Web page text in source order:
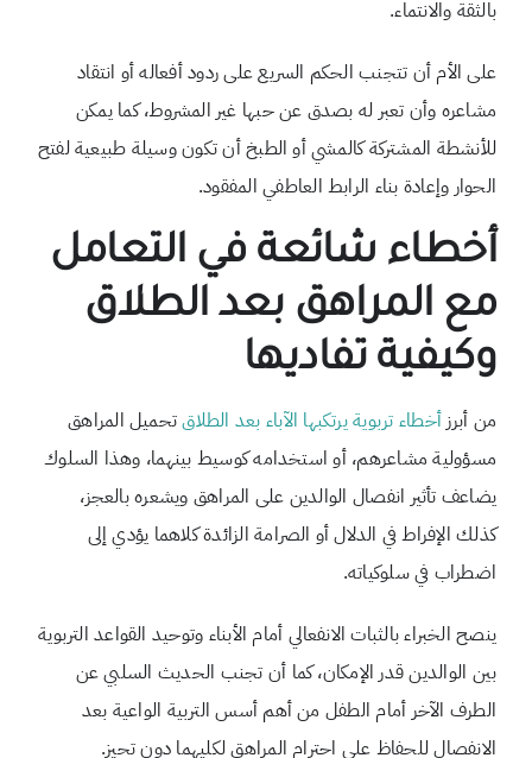
بالثقة والانتماء.
على الأم أن تتجنب الحكم السريع على ردود أفعاله أو انتقاد
مشاعره وأن تعبر له بصدق عن حبها غير المشروط، كما يمكن
للأنشطة المشتركة كالمشي أو الطبخ أن تكون وسيلة طبيعية لفتح
الحوار وإعادة بناء الرابط العاطفي المفقود.
أخطاء شائعة في التعامل
مع المراهق بعد الطلاق
وكيفية تفاديها
من أبرز أخطاء تربوية يرتكبها الآباء بعد الطلاقتحميل المراهق
مسؤولية مشاعرهم، أو استخدامه كوسيط بينهما، وهذا السلوك
يضاعف تأثير انفصال الوالدين على المراهق ويشعره بالعجز،
كذلك الإفراط في الدلال أو الصرامة الزائدة كلاهما يؤدي إلى
اضطراب في سلوكياته.
ينصح الخبراء بالثبات الانفعالي أمام الأبناء وتوحيد القواعد التربوية
بين الوالدين قدر الإمكان، كما أن تجنب الحديث السلبي عن
الطرف الآخر أمام الطفل من أهم أسس التربية الواعية بعد
الانفصال للحفاظ على احترام المراهق لكليهما دون تحيز.